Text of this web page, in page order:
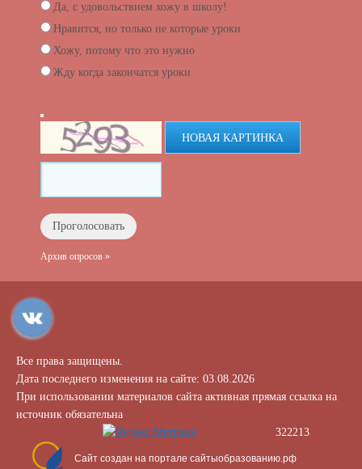
Да, с удовольствием хожу в школу!
Нравится, но только не которые уроки
Хожу, потому что это нужно
Жду когда закончатся уроки
НОВАЯ КАРТИНКА
Архив опросов »
Все права защищены.
Дата последнего изменения на сайте: 03.08.2026
При использовании материалов сайта активная прямая ссылка на
источник обязательна
322213
Сайт создан на портале сайтыобразованию.рф